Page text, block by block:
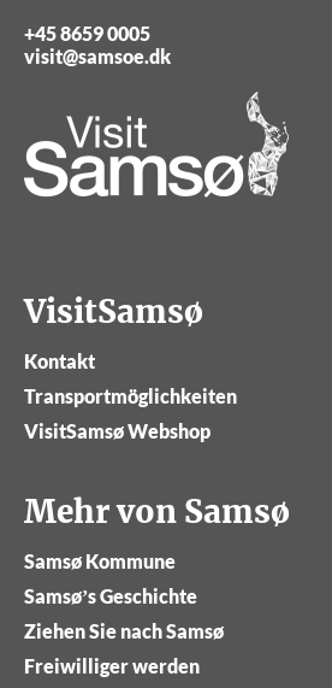
+45 8659 0005
visit@samsoe.dk
VisitSamsø
Kontakt
Transportmöglichkeiten
VisitSamsø Webshop
Mehr von Samsø
Samsø Kommune
Samsø’s Geschichte
Ziehen Sie nach Samsø
Freiwilliger werden